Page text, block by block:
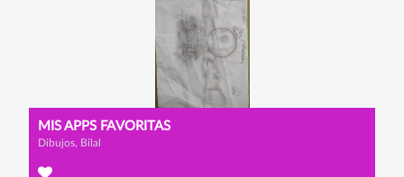
MIS APPS FAVORITAS
Dibujos, Bilal